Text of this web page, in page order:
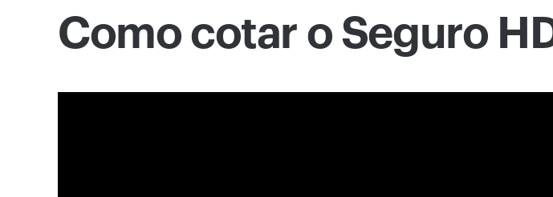
Como cotar o Seguro